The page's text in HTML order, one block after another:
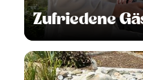
Zufriedene